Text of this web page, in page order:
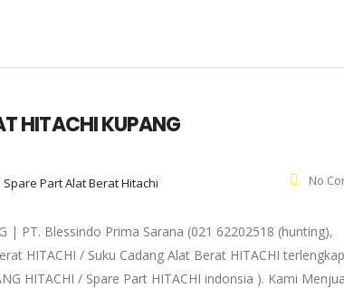
HITACHI KUPANG
Spare Part Alat Berat Hitachi No
| PT. Blessindo Prima Sarana (021 62202518 (hunting),
HITACHI / Suku Cadang Alat Berat HITACHI
HITACHI / Spare Part HITACHI indonsia ). Kami